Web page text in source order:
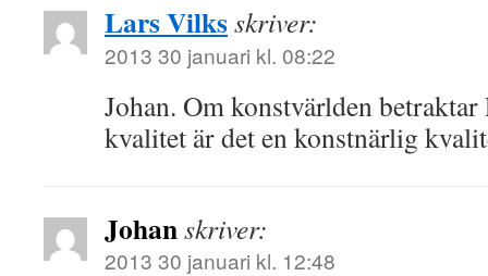
Lars Vilksskriver:
2013 30 januari kl. 08:22
Johan. Om konstvärlden
kvalitet är det en konstnärlig
Johanskriver:
2013 30 januari kl. 12:48